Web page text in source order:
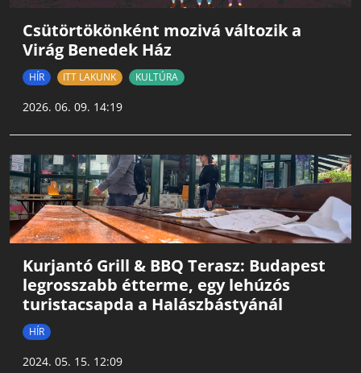
Csütörtökönként mozivá változik a
Virág Benedek Ház
HÍR ITT LAKUNK KULTÚRA
2026. 06. 09. 14:19
Kurjantó Grill & BBQ Terasz: Budapest
legrosszabb étterme, egy lehúzós
turistacsapda a Halászbástyánál
HÍR
2024. 05. 15. 12:09